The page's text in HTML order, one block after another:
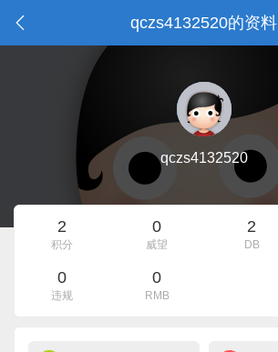
qczs4132520的资料
qczs4132520
2
积分
0
威望
2
DB
0
违规
0
RMB